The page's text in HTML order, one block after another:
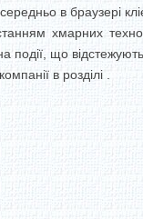
в браузері
хмарних
події, що
в розділі .